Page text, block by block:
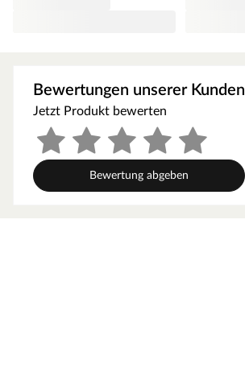
Farbton dunkel
Länge (cm) 240 cm
Sockelleistenprofil -
Breite (mm)
16 mm
Bewertungen unserer Kunden
Jetzt Produkt bewerten
Bewertung abgeben